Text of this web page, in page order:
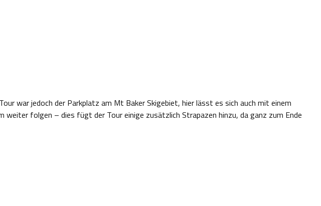
war jedoch der Parkplatz am Mt Baker Skigebiet, hier lässt es sich auch mit einem
weiter folgen – dies fügt der Tour einige zusätzlich Strapazen hinzu, da ganz zum Ende